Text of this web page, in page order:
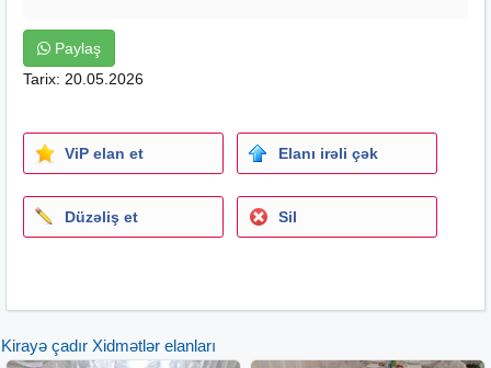
Paylaş
Tarix: 20.05.2026
ViP elan et Elanı irəli çək
Düzəliş et Sil
Kirayə çadır Xidmətlər elanları